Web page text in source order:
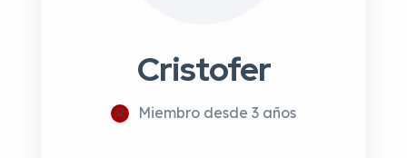
Cristofer
Miembro desde 3 años